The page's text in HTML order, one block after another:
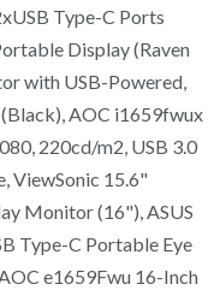
Type-C Ports
Display (Raven
with USB-Powered,
AOC i1659fwux
220cd/m2, USB 3.0
ViewSonic 15.6"
Monitor (16"), ASUS
Type-C Portable Eye
e1659Fwu 16-Inch